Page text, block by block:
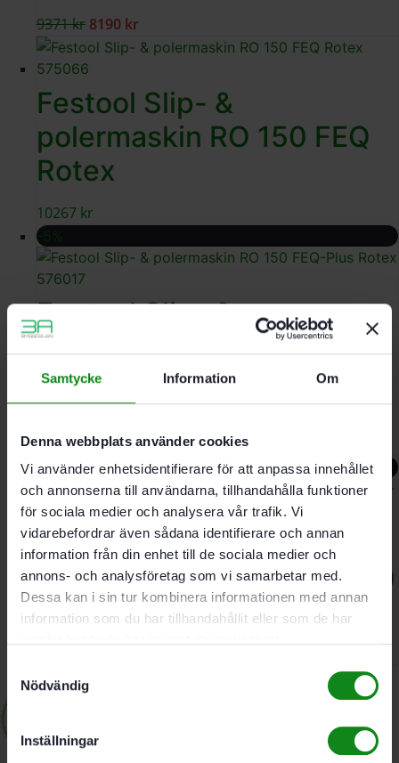
Samtycke Information Om
Denna webbplats använder cookies
Vi använder enhetsidentifierare för att anpassa innehållet
och annonserna till användarna, tillhandahålla funktioner
för sociala medier och analysera vår trafik. Vi
vidarebefordrar även sådana identifierare och annan
information från din enhet till de sociala medier och
annons- och analysföretag som vi samarbetar med.
Dessa kan i sin tur kombinera informationen med annan
information som du har tillhandahållit eller som de har
Nödvändig
Inställningar
9371kr 8190 kr
Festool Slip- &
polermaskin RO 150 FEQ
Rotex
10267 kr
-5%
Festool Slip- &
polermaskin RO 150 FEQ-
Plus Rotex
11042kr10490kr
-8%
Festool Slip- &
polermaskin ROTEX RO 90
DX FEQ-Plus